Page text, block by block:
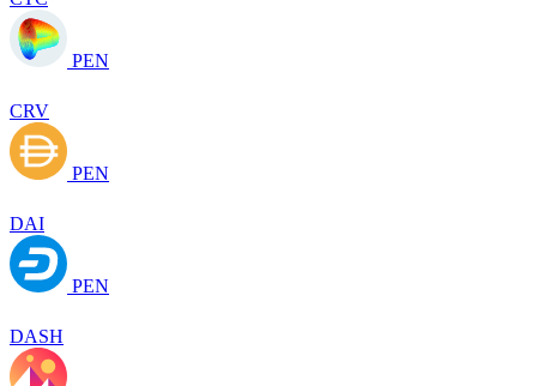
PEN
CRV
PEN
DAI
PEN
DASH